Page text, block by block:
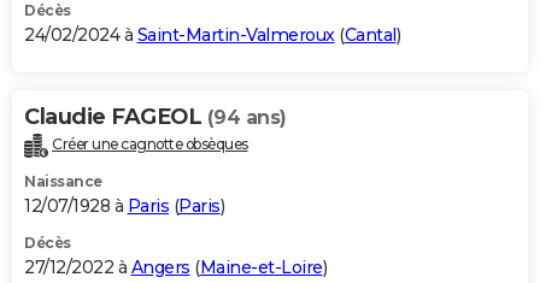
Décès
24/02/2024 à Saint-Martin-Valmeroux(Cantal )
Claudie FAGEOL (94 ans)
Créer une cagnotte obsèques
Naissance
12/07/1928 à Paris (Paris)
Décès
27/12/2022 à Angers (Maine-et-Loire)